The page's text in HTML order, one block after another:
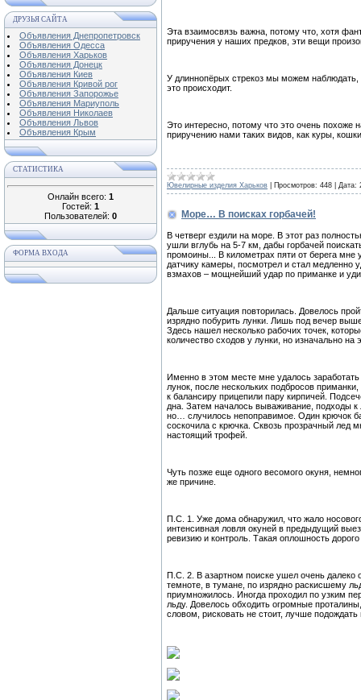
ДРУЗЬЯ САЙТА
Объявления Днепропетровск
Объявления Одесса
Объявления Харьков
Объявления Донецк
Объявления Киев
Объявления Кривой рог
Объявления Запорожье
Объявления Мариуполь
Объявления Николаев
Объявления Львов
Объявления Крым
СТАТИСТИКА
Онлайн всего: 1
Гостей: 1
Пользователей: 0
ФОРМА ВХОДА
Эта взаимосвязь важна, потому что, хотя
приручения у наших предков, эти вещи
У длиннопёрых стрекоз мы можем наблюдать,
это происходит.
Это интересно, потому что это очень похоже
приручению нами таких видов, как куры,
Ювелирные изделия Харьков Просмотров: 448 Дата:
Море… В поисках горбачей!
В четверг ездили на море. В этот раз
ушли вглубь на 5-7 км, дабы горбачей
промоины... В километрах пяти от берега мне
датчику камеры, посмотрел и стал медленно
взмахов – мощнейший удар по приманке и
Дальше ситуация повторилась. Довелось
изрядно побурить лунки. Лишь под вечер
Здесь нашел несколько рабочих точек,
количество сходов у лунки, но изначально на
Именно в этом месте мне удалось
лунок, после нескольких подбросов
к балансиру прицепили пару кирпичей.
дна. Затем началось вываживание, подходы
но… случилось непоправимое. Один крючок
соскочила с крючка. Сквозь прозрачный лед
настоящий трофей.
Чуть позже еще одного весомого окуня,
же причине.
П.С. 1. Уже дома обнаружил, что жало
интенсивная ловля окуней в предыдущий
ревизию и контроль. Такая оплошность дорого
П.С. 2. В азартном поиске ушел очень далеко
темноте, в тумане, по изрядно раскисшему
приумножилось. Иногда проходил по узким
льду. Довелось обходить огромные
словом, рисковать не стоит, лучше